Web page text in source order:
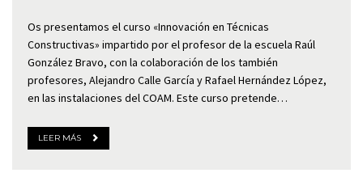
Os presentamos el curso «Innovación en Técnicas
Constructivas» impartido por el profesor de la escuela Raúl
González Bravo, con la colaboración de los también
profesores, Alejandro Calle García y Rafael Hernández López,
en las instalaciones del COAM. Este curso pretende…
LEER MÁS